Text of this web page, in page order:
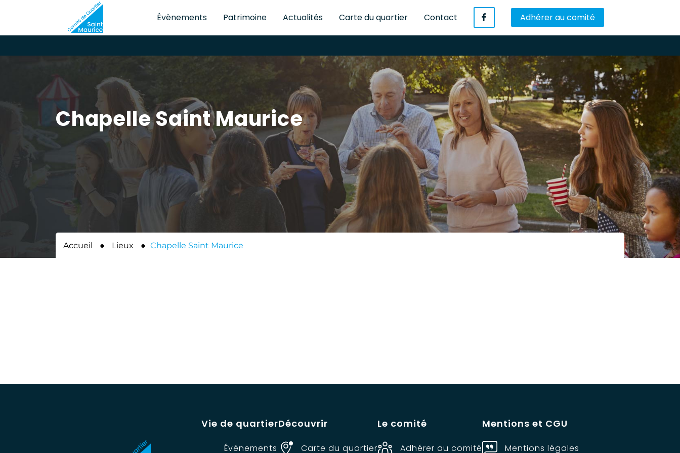
Évènements Patrimoine Actualités Carte du quartier Contact Adhérer au comité
Chapelle Saint Maurice
Accueil ● Lieux ● Chapelle Saint Maurice
Vie de quartier
Évènements
Découvrir
Carte du quartier
Le comité
Adhérer au comité
Mentions et CGU
Mentions légales